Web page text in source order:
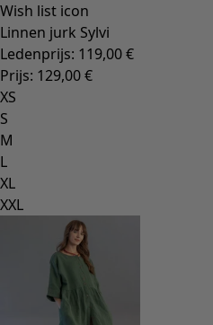
Wish list icon
Linnen jurk Sylvi
Ledenprijs: 119,00 €
Prijs: 129,00 €
XS
S
M
L
XL
XXL